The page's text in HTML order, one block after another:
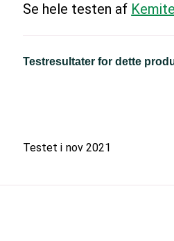
Se hele testen af
Testresultater for dette
Testet i nov 2021